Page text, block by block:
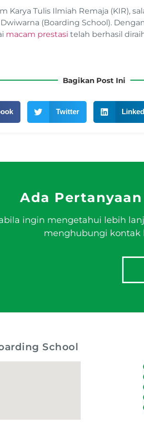
Karya Tulis Ilmiah Remaja (KIR),
(Boarding School).
macam prestasi telah berhasil
Bagikan Post Ini
Twitter
Ada
ingin mengetahui lebih
menghubungi kontak
School